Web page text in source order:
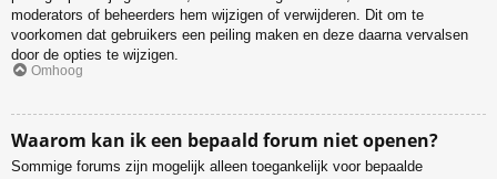
moderators of beheerders hem wijzigen of verwijderen. Dit om te
voorkomen dat gebruikers een peiling maken en deze daarna vervalsen
door de opties te wijzigen.
Omhoog
Waarom kan ik een bepaald forum niet openen?
Sommige forums zijn mogelijk alleen toegankelijk voor bepaalde